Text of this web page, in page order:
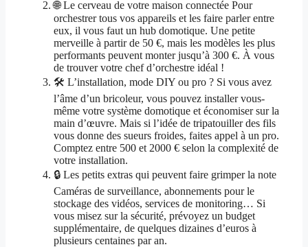
🌐 Le cerveau de votre maison connectée Pour
orchestrer tous vos appareils et les faire parler entre
eux, il vous faut un hub domotique. Une petite
merveille à partir de 50 €, mais les modèles les plus
performants peuvent monter jusqu’à 300 €. À vous
de trouver votre chef d’orchestre idéal !
🛠️ L’installation, mode DIY ou pro ? Si vous avez
l’âme d’un bricoleur, vous pouvez installer vous-
même votre système domotique et économiser sur la
main d’œuvre. Mais si l’idée de tripatouiller des fils
vous donne des sueurs froides, faites appel à un pro.
Comptez entre 500 et 2000 € selon la complexité de
votre installation.
🔒 Les petits extras qui peuvent faire grimper la note
Caméras de surveillance, abonnements pour le
stockage des vidéos, services de monitoring… Si
vous misez sur la sécurité, prévoyez un budget
supplémentaire, de quelques dizaines d’euros à
plusieurs centaines par an.